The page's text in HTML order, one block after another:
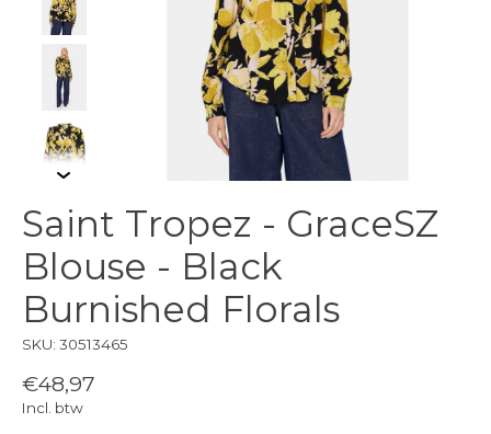
Saint Tropez - GraceSZ
Blouse - Black
Burnished Florals
SKU: 30513465
€48,97
Incl. btw